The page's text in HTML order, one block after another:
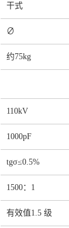
干式
∅
约75kg
110kV
1000pF
tgσ≤0.5%
1500：1
有效值1.5 级